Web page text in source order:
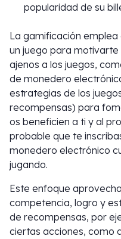
popularidad de su
La gamificación
un juego para
ajenos a los juegos,
de monedero
estrategias de los
recompensas) para
os beneficien a ti y al
probable que te
monedero electrónico
jugando.
Este enfoque
competencia, logro y
de recompensas, por
ciertas acciones, como